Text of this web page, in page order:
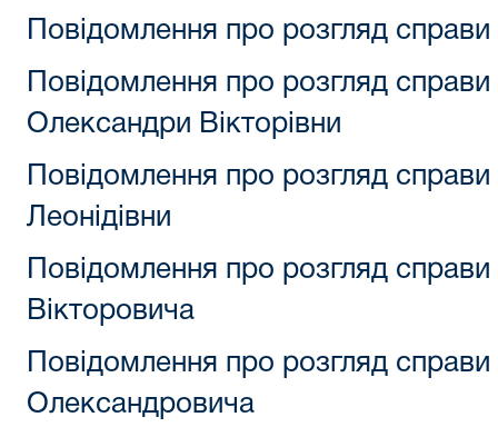
Повідомлення про розгляд
Повідомлення про розгляд
Олександри Вікторівни
Повідомлення про розгляд справи
Леонідівни
Повідомлення про розгляд
Вікторовича
Повідомлення про розгляд
Олександровича